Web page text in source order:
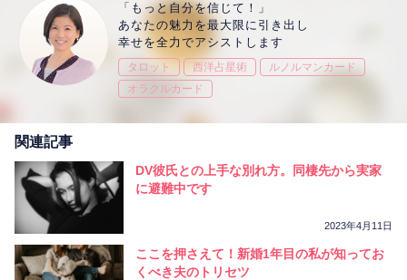
「もっと自分を信じて！」
あなたの魅力を最大限に引き出し
幸せを全力でアシストします
タロット 西洋占星術
ルノルマンカード
オラクルカード
関連記事
DV彼氏との上手な別れ方。同棲先から実家
に避難中です
2023年4月11日
ここを押さえて！新婚1年目の私が知ってお
くべき夫のトリセツ